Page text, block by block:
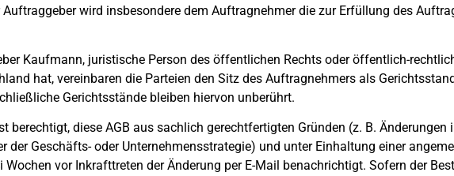
wird insbesondere dem Auftragnehmer die zur Erfüllung des
Kaufmann, juristische Person des öffentlichen Rechts oder öffentlich-
hat, vereinbaren die Parteien den Sitz des Auftragnehmers als
Gerichtsstände bleiben hiervon unberührt.
berechtigt, diese AGB aus sachlich gerechtfertigten Gründen (z. B. Änderungen
der Geschäfts- oder Unternehmensstrategie) und unter Einhaltung einer
Wochen vor Inkrafttreten der Änderung per E-Mail benachrichtigt. Sofern der